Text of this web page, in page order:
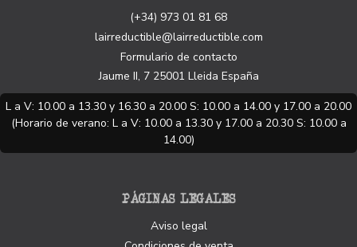
(+34) 973 01 81 68
lairreductible@lairreductible.com
Formulario de contacto
Jaume II, 7 25001 Lleida España
L a V: 10.00 a 13.30 y 16.30 a 20.00 S: 10.00 a 14.00 y 17.00 a 20.00
(Horario de verano: L a V: 10.00 a 13.30 y 17.00 a 20.30 S: 10.00 a
14.00)
PÁGINAS LEGALES
Aviso legal